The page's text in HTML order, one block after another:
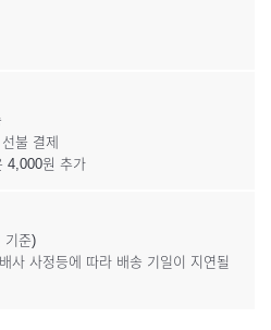
불 결제
4,000원 추가
기준)
사 사정등에 따라 배송 기일이 지연될